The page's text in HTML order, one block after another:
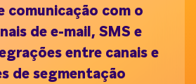
seu público com o Segment
comunicação com o
de e-mail, SMS e
entre canais e
de segmentação